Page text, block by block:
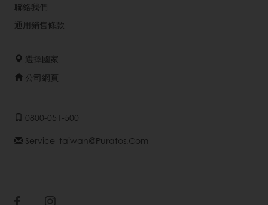
聯絡我們
通用銷售條款
選擇國家
公司網頁
0800-051-500
Service_taiwan@puratos.com